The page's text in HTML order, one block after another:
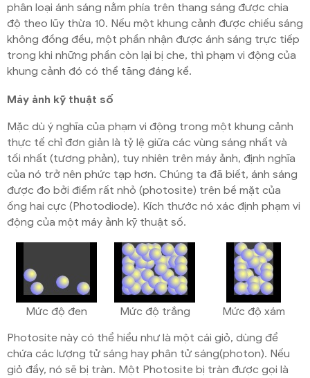
phân loại ánh sáng nằm phía trên thang sáng được chia
độ theo lũy thừa 10. Nếu một khung cảnh được chiếu sáng
không đồng đều, một phần nhận được ánh sáng trực tiếp
trong khi những phần còn lại bị che, thì phạm vi động của
khung cảnh đó có thể tăng đáng kể.
Máy ảnh kỹ thuật số
Mặc dù ý nghĩa của phạm vi động trong một khung cảnh
thực tế chỉ đơn giản là tỷ lệ giữa các vùng sáng nhất và
tối nhất (tương phản), tuy nhiên trên máy ảnh, định nghĩa
của nó trở nên phức tạp hơn. Chúng ta đã biết, ánh sáng
được đo bởi điểm rất nhỏ (photosite) trên bề mặt của
ống hai cực (Photodiode). Kích thước nó xác định phạm vi
động của một máy ảnh kỹ thuật số.
Mức độ đen Mức độ trắng
Mức độ xám
Photosite này có thể hiểu như là một cái giỏ, dùng để
chứa các lượng tử sáng hay phân tử sáng(photon). Nếu
giỏ đầy, nó sẽ bị tràn. Một Photosite bị tràn được gọi là